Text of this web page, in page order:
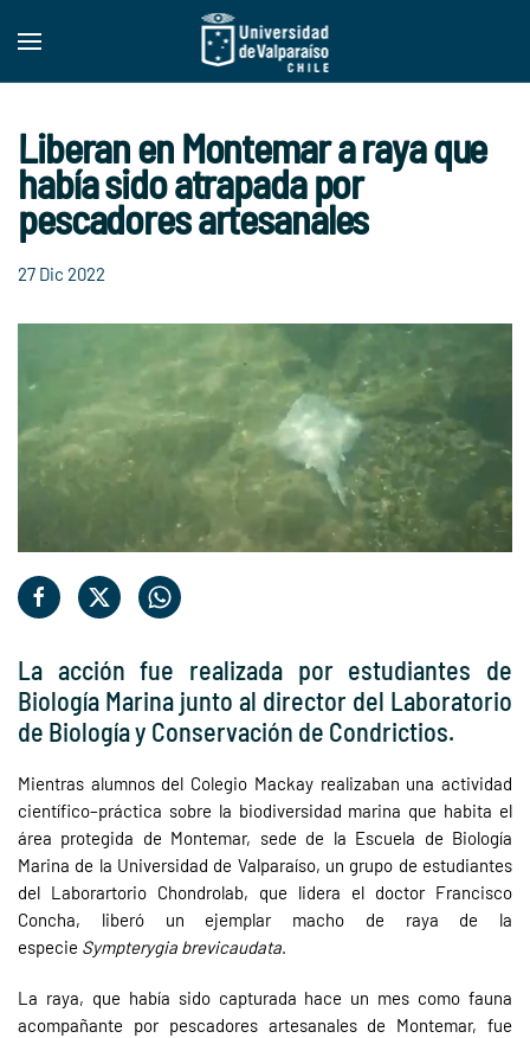
Skip to main content
Liberan en Montemar a raya que
había sido atrapada por
pescadores artesanales
27 Dic 2022
La acción fue realizada por estudiantes de
Biología Marina junto al director del Laboratorio
de Biología y Conservación de Condrictios.
Mientras alumnos del Colegio Mackay realizaban una actividad
científico–práctica sobre la biodiversidad marina que habita el
área protegida de Montemar, sede de la Escuela de Biología
Marina de la Universidad de Valparaíso, un grupo de estudiantes
del Laborartorio Chondrolab, que lidera el doctor Francisco
Concha, liberó un ejemplar macho de raya de la
especie Sympterygia brevicaudata.
La raya, que había sido capturada hace un mes como fauna
acompañante por pescadores artesanales de Montemar, fue